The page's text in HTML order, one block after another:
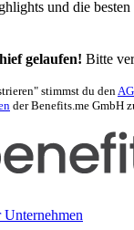
und die
gelaufen! Bitte
stimmst du den
der Benefits.me GmbH